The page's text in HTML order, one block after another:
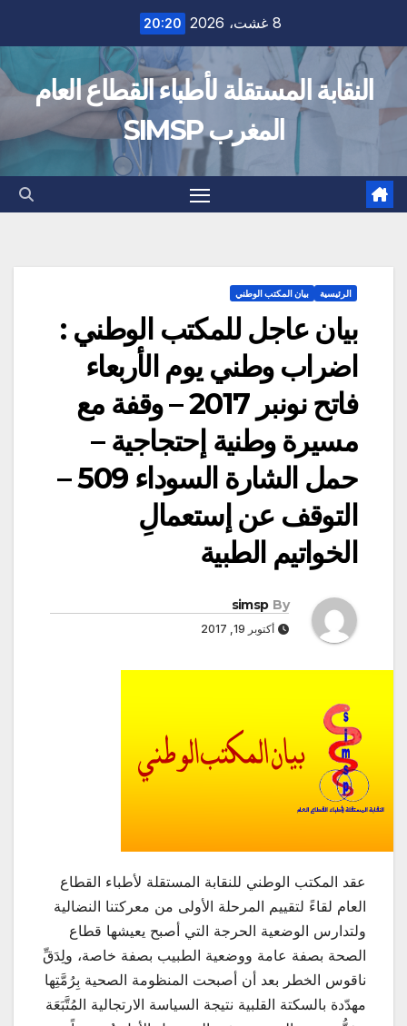
content
8 غشت، 2026 20:20
النقابة المستقلة لأطباء القطاع العام
المغرب SIMSP
الرئيسية بيان المكتب الوطني
بيان عاجل للمكتب الوطني :
اضراب وطني يوم الأربعاء
فاتح نونبر 2017 – وقفة مع
مسيرة وطنية إحتجاجية –
حمل الشارة السوداء 509 –
التوقف عن إستعمالِ
الخواتيم الطبية
By
simsp
أكتوبر 19, 2017
عقد المكتب الوطني للنقابة المستقلة لأطباء القطاع
العام لقاءً لتقييم المرحلة الأولى من معركتنا النضالية
ولتدارس الوضعية الحرجة التي أصبح يعيشها قطاع
الصحة بصفة عامة ووضعية الطبيب بصفة خاصة، ولِدَقِّ
ناقوس الخطر بعد أن أصبحت المنظومة الصحية بِرُمَّتِها
مهدّدة بالسكتة القلبية نتيجة السياسة الارتجالية المُتَّبَعَة